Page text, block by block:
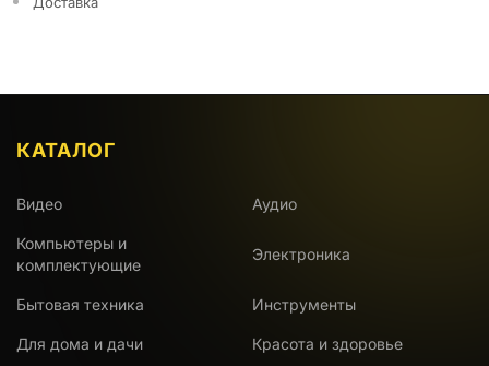
КАТАЛОГ
Видео Аудио
Компьютеры и
комплектующие
Электроника
Бытовая техника Инструменты
Для дома и дачи Красота и здоровье